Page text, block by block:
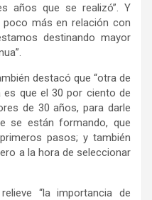
años que se realizó”. Y
poco más en relación con
destinando mayor
destacó que “otra de
es que el 30 por ciento de
de 30 años, para darle
se están formando, que
pasos; y también
a la hora de seleccionar
“la importancia de